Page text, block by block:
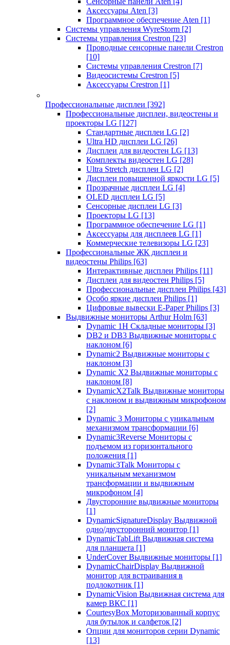
Аксессуары Aten [3]
Программное обеспечение Aten [1]
Системы управления WyreStorm [2]
Системы управления Crestron [23]
Проводные сенсорные панели Crestron
[10]
Системы управления Crestron [7]
Видеосистемы Crestron [5]
Аксессуары Crestron [1]
Профессиональные дисплеи [392]
Профессиональные дисплеи, видеостены и
проекторы LG [127]
Стандартные дисплеи LG [2]
Ultra HD дисплеи LG [26]
Дисплеи для видеостен LG [13]
Комплекты видеостен LG [28]
Ultra Stretch дисплеи LG [2]
Дисплеи повышенной яркости LG [5]
Прозрачные дисплеи LG [4]
OLED дисплеи LG [5]
Сенсорные дисплеи LG [3]
Проекторы LG [13]
Программное обеспечение LG [1]
Аксессуары для дисплеев LG [1]
Коммерческие телевизоры LG [23]
Профессиональные ЖК дисплеи и
видеостены Philips [63]
Интерактивные дисплеи Philips [11]
Дисплеи для видеостен Philips [5]
Профессиональные дисплеи Philips [43]
Особо яркие дисплеи Philips [1]
Цифровые вывески E-Paper Philips [3]
Выдвижные мониторы Arthur Holm [63]
Dynamic 1Н Складные мониторы [3]
DB2 и DB3 Выдвижные мониторы с
наклоном [6]
Dynamic2 Выдвижные мониторы с
наклоном [3]
Dynamic X2 Выдвижные мониторы с
наклоном [8]
DynamicX2Talk Выдвижные мониторы
с наклоном и выдвижным микрофоном
[2]
Dynamic 3 Мониторы с уникальным
механизмом трансформации [6]
Dynamic3Reverse Мониторы с
подъемом из горизонтального
положения [1]
Dynamic3Talk Мониторы с
уникальным механизмом
трансформации и выдвижным
микрофоном [4]
Двусторонние выдвижные мониторы
[1]
DynamicSignatureDisplay Выдвижной
одно/двусторонний монитор [1]
DynamicTabLift Выдвижная система
для планшета [1]
UnderCover Выдвижные мониторы [1]
DynamicChairDisplay Выдвижной
монитор для встраивания в
подлокотник [1]
DynamicVision Выдвижная система для
камер ВКС [1]
CourtesyBox Моторизованный корпус
для бутылок и салфеток [2]
Опции для мониторов серии Dynamic
[13]